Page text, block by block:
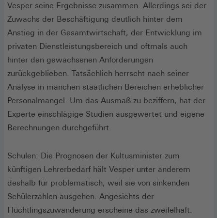
Vesper seine Ergebnisse zusammen. Allerdings sei der
Zuwachs der Beschäftigung deutlich hinter dem
Anstieg in der Gesamtwirtschaft, der Entwicklung im
privaten Dienstleistungsbereich und oftmals auch
hinter den gewachsenen Anforderungen
zurückgeblieben. Tatsächlich herrscht nach seiner
Analyse in manchen staatlichen Bereichen erheblicher
Personalmangel. Um das Ausmaß zu beziffern, hat der
Experte einschlägige Studien ausgewertet und eigene
Berechnungen durchgeführt.
Schulen: Die Prognosen der Kultusminister zum
künftigen Lehrerbedarf hält Vesper unter anderem
deshalb für problematisch, weil sie von sinkenden
Schülerzahlen ausgehen. Angesichts der
Flüchtlingszuwanderung erscheine das zweifelhaft.